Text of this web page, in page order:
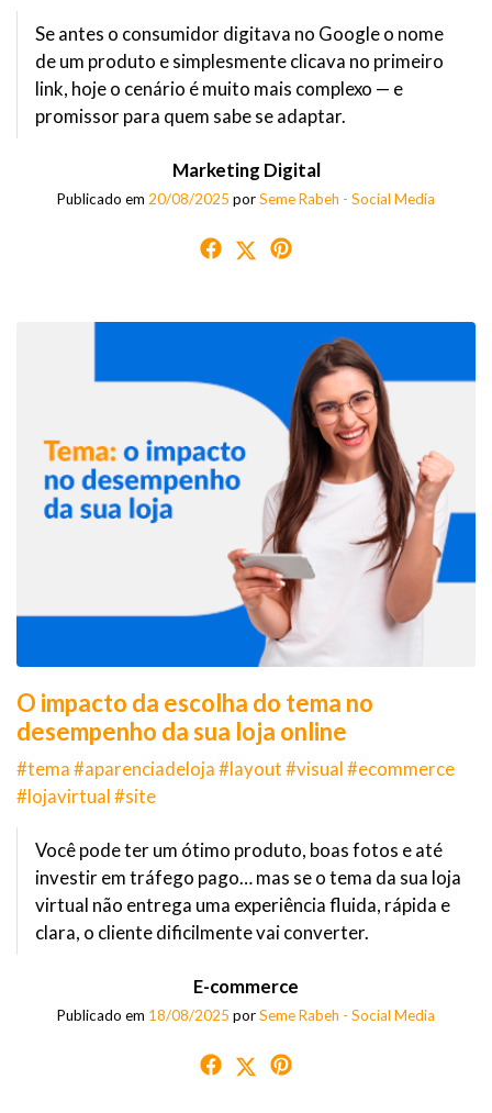
Se antes o consumidor digitava no Google o nome
de um produto e simplesmente clicava no primeiro
link, hoje o cenário é muito mais complexo — e
promissor para quem sabe se adaptar.
Marketing Digital
Publicado em 20/08/2025 porSeme Rabeh - Social Media
O impacto da escolha do tema no
desempenho da sua loja online
#tema #aparenciadeloja #layout #visual #ecommerce
#lojavirtual #site
Você pode ter um ótimo produto, boas fotos e até
investir em tráfego pago… mas se o tema da sua loja
virtual não entrega uma experiência fluida, rápida e
clara, o cliente dificilmente vai converter.
E-commerce
Publicado em 18/08/2025 porSeme Rabeh - Social Media